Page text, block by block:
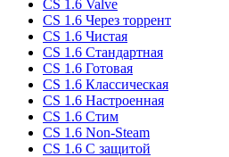
CS 1.6 Valve
CS 1.6 Через торрент
CS 1.6 Чистая
CS 1.6 Стандартная
CS 1.6 Готовая
CS 1.6 Классическая
CS 1.6 Настроенная
CS 1.6 Стим
CS 1.6 Non-Steam
CS 1.6 C защитой